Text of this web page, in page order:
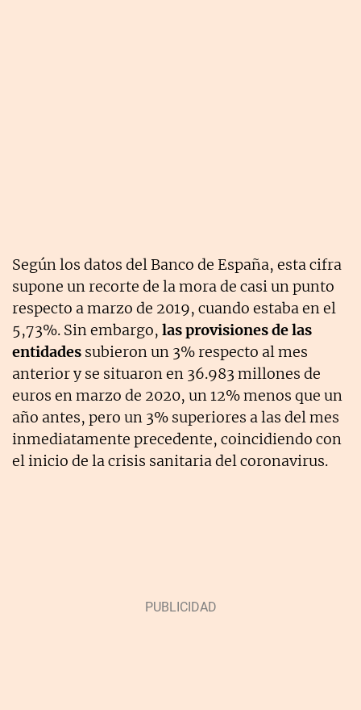
Según los datos del Banco de España, esta cifra
supone un recorte de la mora de casi un punto
respecto a marzo de 2019, cuando estaba en el
5,73%. Sin embargo, las provisiones de las
entidades subieron un 3% respecto al mes
anterior y se situaron en 36.983 millones de
euros en marzo de 2020, un 12% menos que un
año antes, pero un 3% superiores a las del mes
inmediatamente precedente, coincidiendo con
el inicio de la crisis sanitaria del coronavirus.